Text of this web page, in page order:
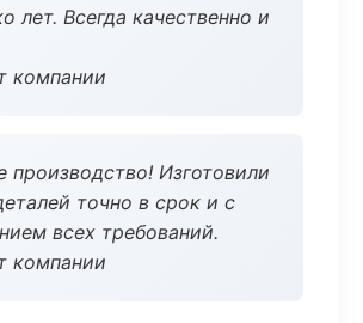
лет. Всегда качественно и
компании
производство! Изготовили
точно в срок и с
всех требований.
компании